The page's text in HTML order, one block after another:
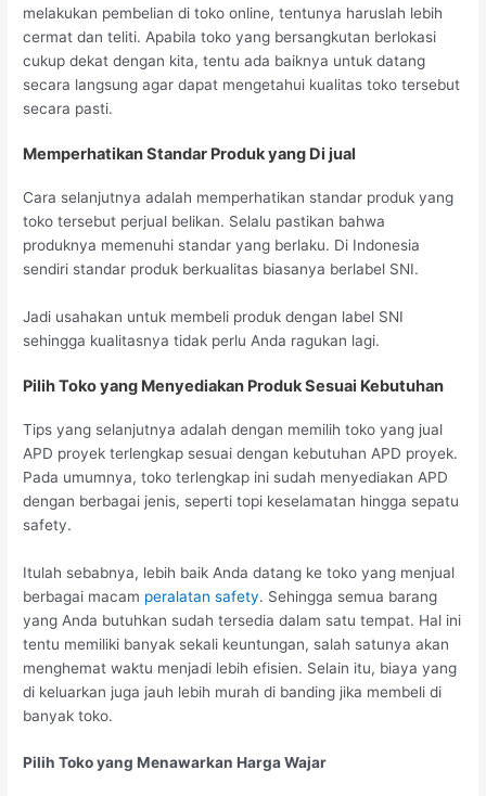
melakukan pembelian di toko online, tentunya haruslah lebih
cermat dan teliti. Apabila toko yang bersangkutan berlokasi
cukup dekat dengan kita, tentu ada baiknya untuk datang
secara langsung agar dapat mengetahui kualitas toko tersebut
secara pasti.
Memperhatikan Standar Produk yang Di jual
Cara selanjutnya adalah memperhatikan standar produk yang
toko tersebut perjual belikan. Selalu pastikan bahwa
produknya memenuhi standar yang berlaku. Di Indonesia
sendiri standar produk berkualitas biasanya berlabel SNI.
Jadi usahakan untuk membeli produk dengan label SNI
sehingga kualitasnya tidak perlu Anda ragukan lagi.
Pilih Toko yang Menyediakan Produk Sesuai Kebutuhan
Tips yang selanjutnya adalah dengan memilih toko yang jual
APD proyek terlengkap sesuai dengan kebutuhan APD proyek.
Pada umumnya, toko terlengkap ini sudah menyediakan APD
dengan berbagai jenis, seperti topi keselamatan hingga sepatu
safety.
Itulah sebabnya, lebih baik Anda datang ke toko yang menjual
berbagai macam peralatan safety. Sehingga semua barang
yang Anda butuhkan sudah tersedia dalam satu tempat. Hal ini
tentu memiliki banyak sekali keuntungan, salah satunya akan
menghemat waktu menjadi lebih efisien. Selain itu, biaya yang
di keluarkan juga jauh lebih murah di banding jika membeli di
banyak toko.
Pilih Toko yang Menawarkan Harga Wajar